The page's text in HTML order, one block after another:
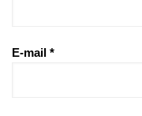
E-mail *